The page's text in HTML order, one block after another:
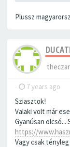
Plussz
theczar
- 7 years ago
Sziasztok!
Valaki volt már
Gyanúsan olcsó...
https://
Vagy csak